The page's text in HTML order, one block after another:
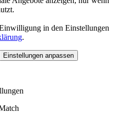
in den Einstellungen
.
Einstellungen anpassen